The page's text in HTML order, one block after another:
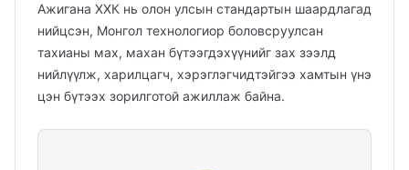
Ажигана ХХК нь олон улсын стандартын шаардлагад
нийцсэн, Монгол технологиор боловсруулсан
тахианы мах, махан бүтээгдэхүүнийг зах зээлд
нийлүүлж, харилцагч, хэрэглэгчидтэйгээ хамтын үнэ
цэн бүтээх зорилготой ажиллаж байна.